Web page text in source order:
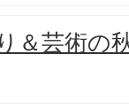
＆芸術の